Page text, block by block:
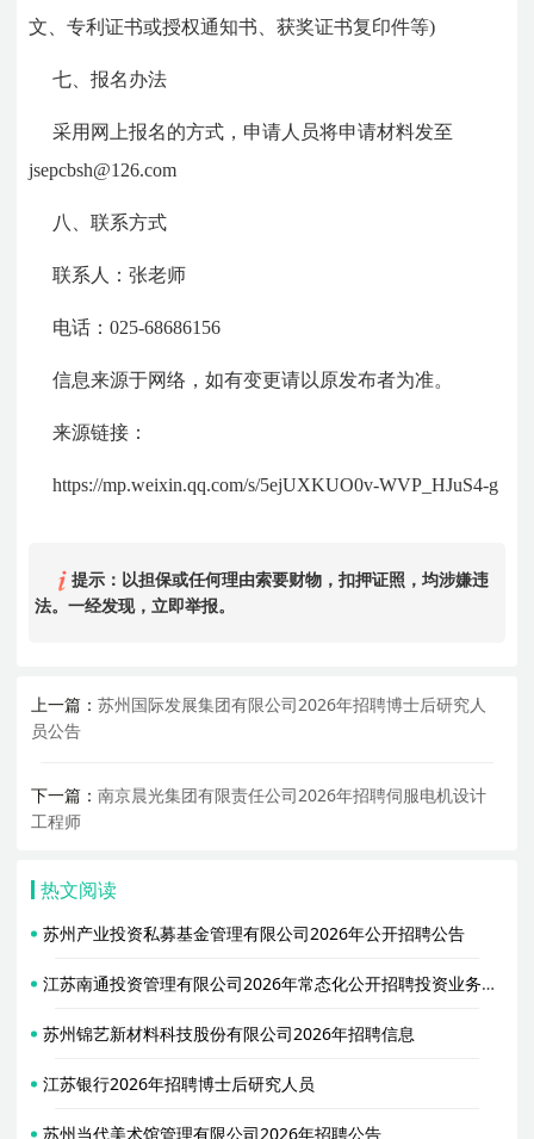
文、专利证书或授权通知书、获奖证书复印件等)
七、报名办法
采用网上报名的方式，申请人员将申请材料发至
jsepcbsh@126.com
八、联系方式
联系人：张老师
电话：025-68686156
信息来源于网络，如有变更请以原发布者为准。
来源链接：
https://mp.weixin.qq.com/s/5ejUXKUO0v-WVP_HJuS4-g
提示：以担保或任何理由索要财物，扣押证照，均涉嫌违
法。一经发现，立即举报。
上一篇：苏州国际发展集团有限公司2026年招聘博士后研究人
员公告
下一篇：南京晨光集团有限责任公司2026年招聘伺服电机设计
工程师
热文阅读
苏州产业投资私募基金管理有限公司2026年公开招聘公告
江苏南通投资管理有限公司2026年常态化公开招聘投资业务人员公告
苏州锦艺新材料科技股份有限公司2026年招聘信息
江苏银行2026年招聘博士后研究人员
苏州当代美术馆管理有限公司2026年招聘公告